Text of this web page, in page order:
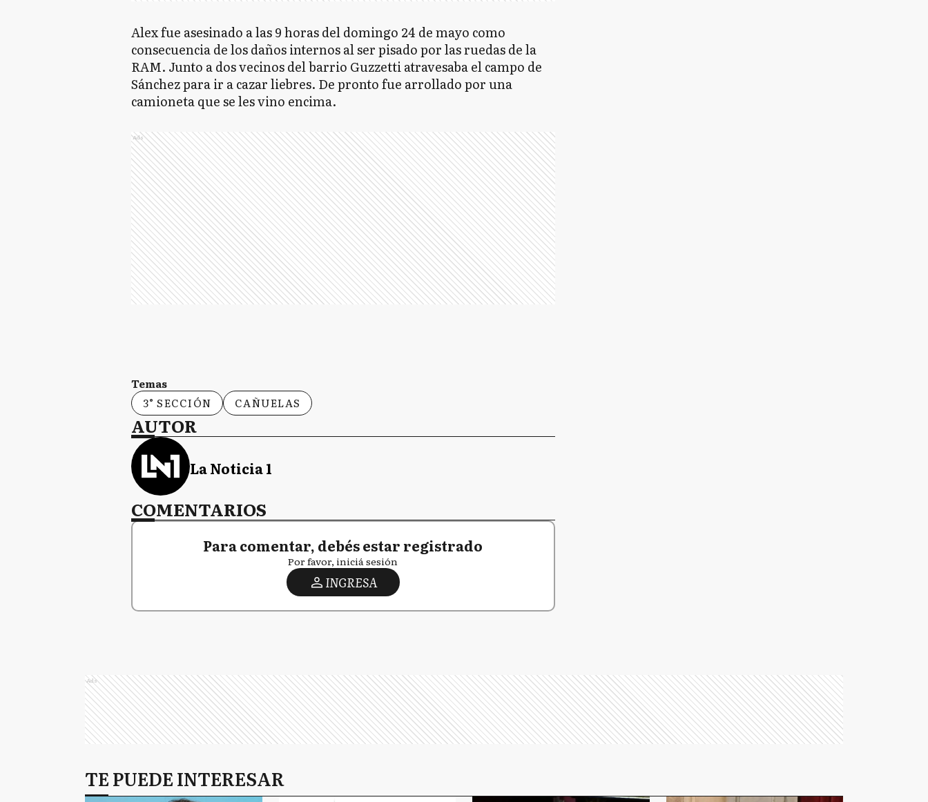
Alex fue asesinado a las 9 horas del domingo 24 de mayo como
consecuencia de los daños internos al ser pisado por las ruedas de la
RAM. Junto a dos vecinos del barrio Guzzetti atravesaba el campo de
Sánchez para ir a cazar liebres. De pronto fue arrollado por una
camioneta que se les vino encima.
Ads
Temas
3° SECCIÓN
CAÑUELAS
AUTOR
La Noticia 1
COMENTARIOS
Para comentar, debés estar registrado
Por favor, iniciá sesión
INGRESA
Ads
TE PUEDE INTERESAR